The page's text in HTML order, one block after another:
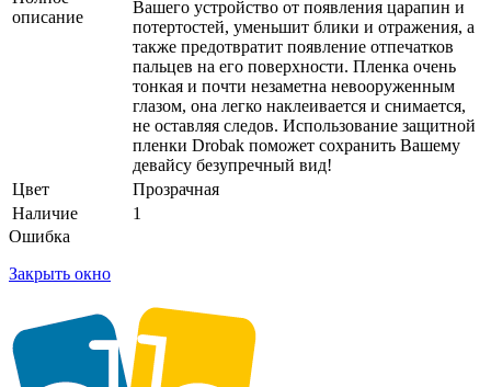
описание
Вашего устройство от появления царапин и
потертостей, уменьшит блики и отражения, а
также предотвратит появление отпечатков
пальцев на его поверхности. Пленка очень
тонкая и почти незаметна невооруженным
глазом, она легко наклеивается и снимается,
не оставляя следов. Использование защитной
пленки Drobak поможет сохранить Вашему
девайсу безупречный вид!
Цвет
Прозрачная
Наличие
1
Ошибка
Закрыть окно